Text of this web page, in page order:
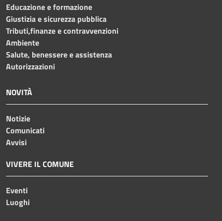
Educazione e formazione
Giustizia e sicurezza pubblica
Tributi,finanze e contravvenzioni
Ambiente
Salute, benessere e assistenza
Autorizzazioni
NOVITÀ
Notizie
Comunicati
Avvisi
VIVERE IL COMUNE
Eventi
Luoghi